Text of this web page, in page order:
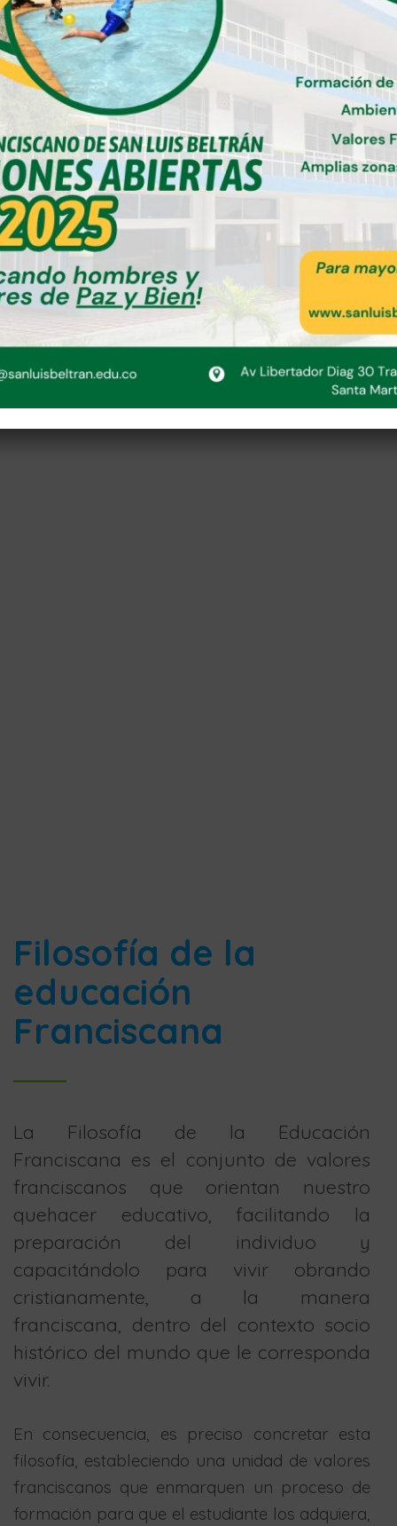
Filosofía de la
educación
Franciscana
La Filosofía de la Educación
Franciscana es el conjunto de valores
franciscanos que orientan nuestro
quehacer educativo, facilitando la
preparación del individuo y
capacitándolo para vivir obrando
cristianamente, a la manera
franciscana, dentro del contexto socio
histórico del mundo que le corresponda
vivir.
En consecuencia, es preciso concretar esta
filosofía, estableciendo una unidad de valores
franciscanos que enmarquen un proceso de
formación para que el estudiante los adquiera,